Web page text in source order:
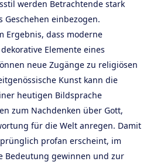
werden Betrachtende stark
einbezogen.
Ergebnis, dass moderne
Elemente eines
neue Zugänge zu religiösen
Kunst kann die
heutigen Bildsprache
zum Nachdenken über Gott,
für die Welt anregen. Damit
profan erscheint, im
Bedeutung gewinnen und zur